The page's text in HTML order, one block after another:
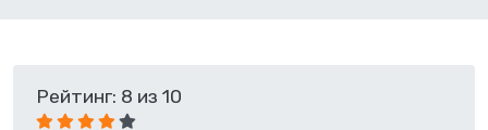
Рейтинг: 8 из 10